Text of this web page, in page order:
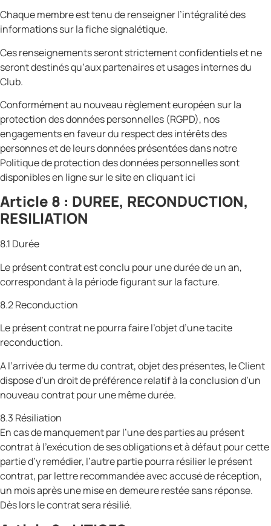
Chaque membre est tenu de renseigner l’intégralité des
informations sur la fiche signalétique.
Ces renseignements seront strictement confidentiels et ne
seront destinés qu’aux partenaires et usages internes du
Club.
Conformément au nouveau règlement européen sur la
protection des données personnelles (RGPD), nos
engagements en faveur du respect des intérêts des
personnes et de leurs données présentées dans notre
Politique de protection des données personnelles sont
disponibles en ligne sur le site en cliquant ici
Article 8 : DUREE, RECONDUCTION,
RESILIATION
8.1 Durée
Le présent contrat est conclu pour une durée de un an,
correspondant à la période figurant sur la facture.
8.2 Reconduction
Le présent contrat ne pourra faire l’objet d’une tacite
reconduction.
A l’arrivée du terme du contrat, objet des présentes, le Client
dispose d’un droit de préférence relatif à la conclusion d’un
nouveau contrat pour une même durée.
8.3 Résiliation
En cas de manquement par l’une des parties au présent
contrat à l’exécution de ses obligations et à défaut pour cette
partie d’y remédier, l’autre partie pourra résilier le présent
contrat, par lettre recommandée avec accusé de réception,
un mois après une mise en demeure restée sans réponse.
Dès lors le contrat sera résilié.